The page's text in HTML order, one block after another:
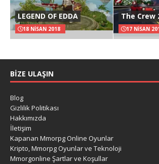
LEGEND OF EDDA
18 NISAN 2018
The Crew
17 NISAN
BIZE ULAŞIN
Blog
Gizlilik Politikası
Hakkımızda
İletişim
Kapanan Mmorpg Online Oyunlar
Kripto, Mmorpg Oyunlar ve Teknoloji
Mmorgonline Şartlar ve Koşullar